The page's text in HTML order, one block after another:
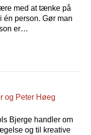
med at tænke på
én person. Gør man
er…
Bjerge handler om
og til kreative